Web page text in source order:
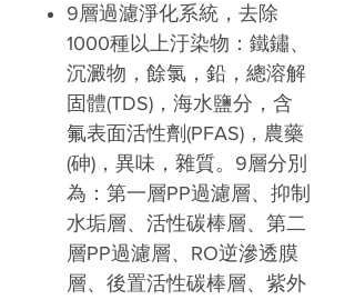
9層過濾淨化系統，去除
1000種以上汙染物：鐵鏽、
沉澱物，餘氯，鉛，總溶解
固體(TDS)，海水鹽分，含
氟表面活性劑(PFAS)，農藥
(砷)，異味，雜質。9層分別
為：第一層PP過濾層、抑制
水垢層、活性碳棒層、第二
層PP過濾層、RO逆滲透膜
層、後置活性碳棒層、紫外